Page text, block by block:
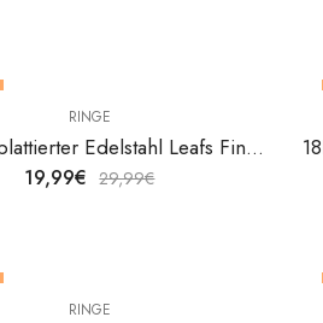
RINGE
18K Goldplattierter Edelstahl Leafs Fingerring von V&F Jewelers
19,99€ 29,99€
RINGE